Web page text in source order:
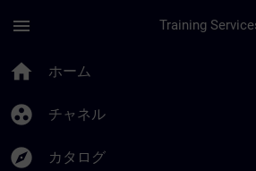
menu
home ホーム
group_work チャネル
explore カタログ